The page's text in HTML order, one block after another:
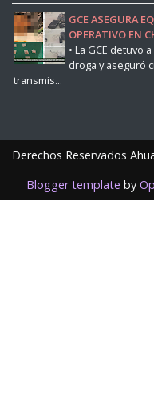
GCE ASEGURA
OPERATIVO EN
• La GCE
droga y aseguró
transmis...
Derechos Reservados
Blogger template by